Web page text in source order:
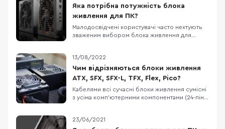
Яка потрібна потужність блока
живлення для ПК?
Малодосвідчені користувачі часто нехтують
зваженим вибором блока живлення для
здоров'я та довговічність всіх інших
компонентів ПК. У цій статті ми допоможемо
вибрати оптимальну потужність БЖ саме для
вашої конфігура
13/08/2022
Чим відрізняються блоки живлення
ATX, SFX, SFX-L, TFX, Flex, Pico?
Кабелями всі сучасні блоки живлення сумісні
з усіма комп'ютерними компонентами (24-піна
щоб вистачило потужності у ватах. Але
23/06/2021